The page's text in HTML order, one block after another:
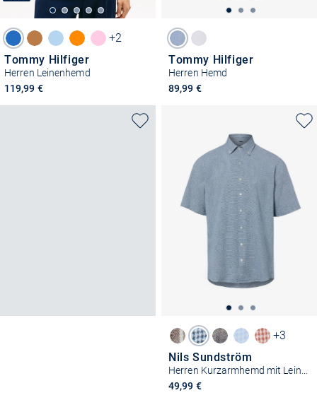
+2
Tommy Hilfiger
Herren Leinenhemd
119,99 €
Tommy Hilfiger
Herren Hemd
89,99 €
+3
Nils Sundström
49,99 €